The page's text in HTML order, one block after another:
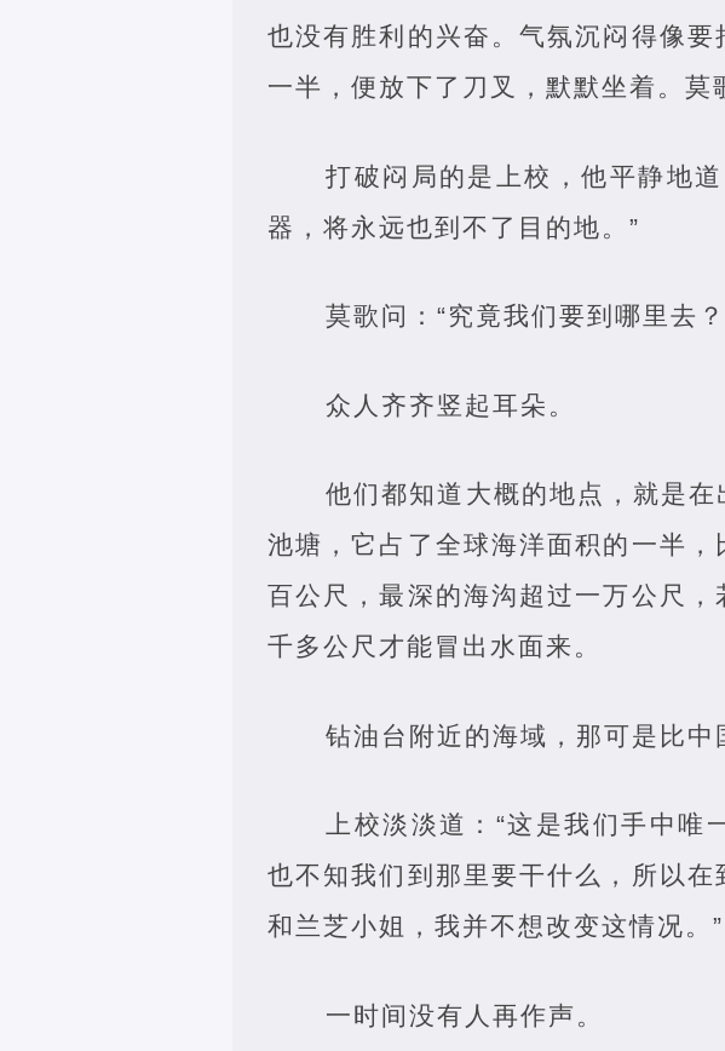
也没有胜利的兴奋。气氛沉闷得像
一半，便放下了刀叉，默默坐着。莫
打破闷局的是上校，他平静地
器，将永远也到不了目的地。”
莫歌问：“究竟我们要到哪里去
众人齐齐竖起耳朵。
他们都知道大概的地点，就是
池塘，它占了全球海洋面积的一半
百公尺，最深的海沟超过一万公尺
千多公尺才能冒出水面来。
钻油台附近的海域，那可是比中
上校淡淡道：“这是我们手中
也不知我们到那里要干什么，所以
和兰芝小姐，我并不想改变这情况。”
一时间没有人再作声。